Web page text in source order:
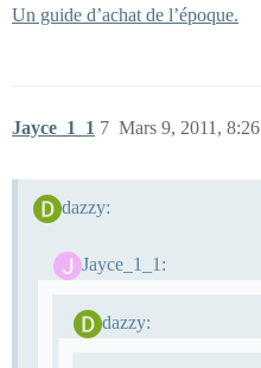
Un guide d’achat de l’époque.
Jayce_1_1 Mars 9, 2011, 8:26
7
dazzy:
Jayce_1_1:
dazzy: